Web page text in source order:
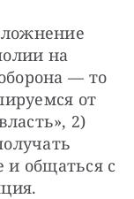
на
— то
от
2)
и общаться с